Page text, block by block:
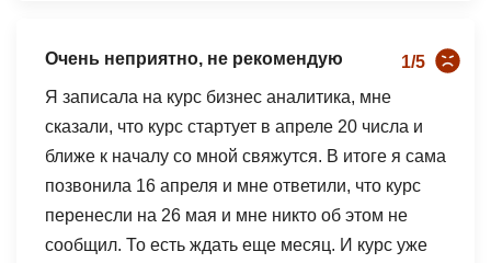
Очень неприятно, не рекомендую
1/5
Я записала на курс бизнес аналитика, мне
сказали, что курс стартует в апреле 20 числа и
ближе к началу со мной свяжутся. В итоге я сама
позвонила 16 апреля и мне ответили, что курс
перенесли на 26 мая и мне никто об этом не
сообщил. То есть ждать еще месяц. И курс уже